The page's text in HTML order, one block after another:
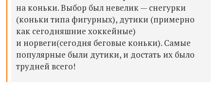
на коньки. Выбор был невелик — снегурки
(коньки типа фигурных), дутики (примерно
как сегодняшние хоккейные)
и норвеги(сегодня беговые коньки). Самые
популярные были дутики, и достать их было
трудней всего!